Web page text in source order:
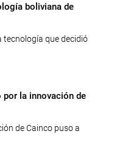
boliviana de
tecnología que decidió
por la innovación de
de Cainco puso a